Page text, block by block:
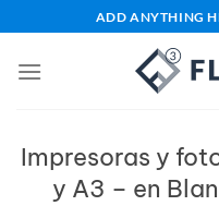
al
contenido
ADD ANYTHING
Impresoras y
y A3 – en